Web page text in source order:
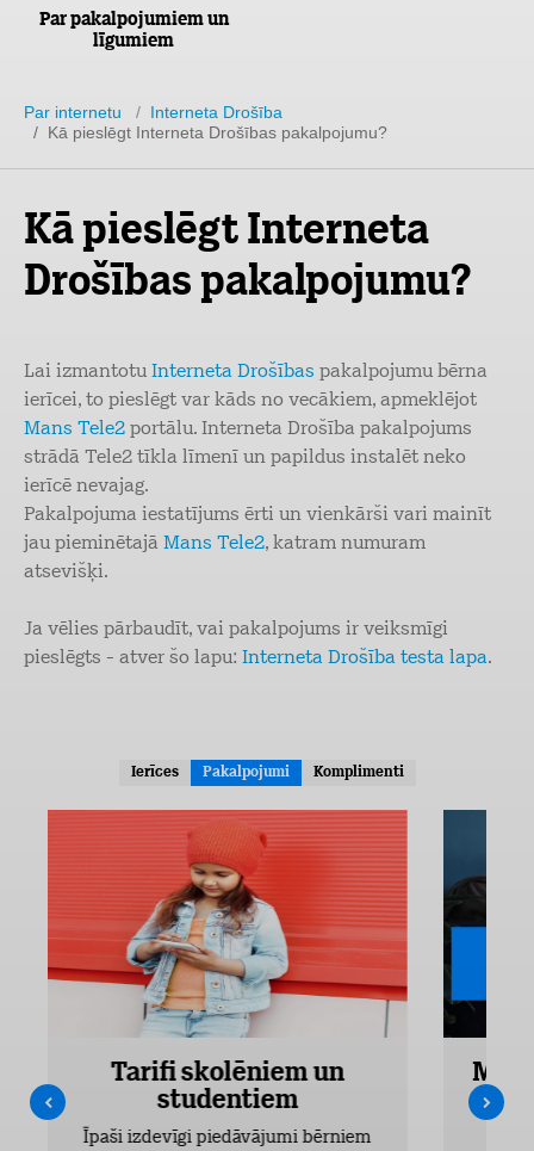
Par pakalpojumiem un
līgumiem
Par internetu / Interneta Drošība
/ Kā pieslēgt Interneta Drošības pakalpojumu?
Kā pieslēgt Interneta
Drošības pakalpojumu?
Lai izmantotu Interneta Drošības pakalpojumu bērna
ierīcei, to pieslēgt var kāds no vecākiem, apmeklējot
Mans Tele2 portālu. Interneta Drošība pakalpojums
strādā Tele2 tīkla līmenī un papildus instalēt neko
ierīcē nevajag.
Pakalpojuma iestatījums ērti un vienkārši vari mainīt
jau pieminētajā Mans Tele2, katram numuram
atsevišķi.
Ja vēlies pārbaudīt, vai pakalpojums ir veiksmīgi
pieslēgts - atver šo lapu: Interneta Drošība testa lapa.
Ierīces Pakalpojumi Komplimenti
Tarifi skolēniem un
studentiem
Īpaši izdevīgi piedāvājumi bērniem